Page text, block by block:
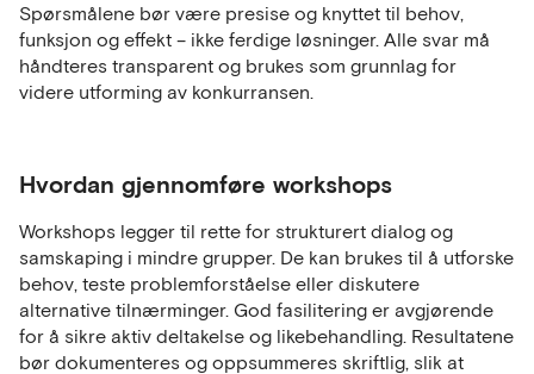
Spørsmålene bør være presise og knyttet til behov,
funksjon og effekt – ikke ferdige løsninger. Alle svar må
håndteres transparent og brukes som grunnlag for
videre utforming av konkurransen.
Hvordan gjennomføre workshops
Workshops legger til rette for strukturert dialog og
samskaping i mindre grupper. De kan brukes til å utforske
behov, teste problemforståelse eller diskutere
alternative tilnærminger. God fasilitering er avgjørende
for å sikre aktiv deltakelse og likebehandling. Resultatene
bør dokumenteres og oppsummeres skriftlig, slik at